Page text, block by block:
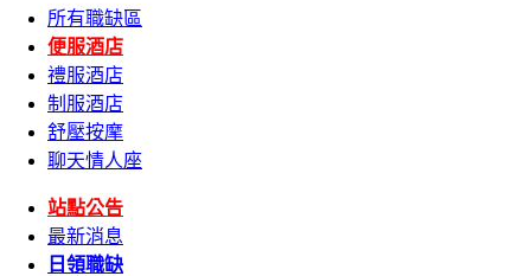
所有職缺區
便服酒店
禮服酒店
制服酒店
舒壓按摩
聊天情人座
站點公告
最新消息
日領職缺